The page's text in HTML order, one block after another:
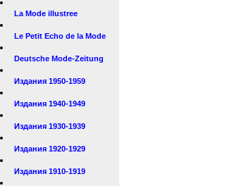
La Mode illustree
Le Petit Echo de la Mode
Deutsche Mode-Zeitung
Издания 1950-1959
Издания 1940-1949
Издания 1930-1939
Издания 1920-1929
Издания 1910-1919